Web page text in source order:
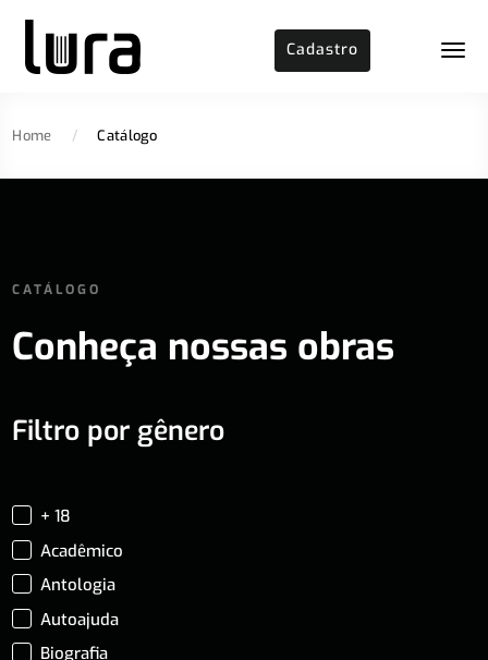
Cadastro
Home / Catálogo
CATÁLOGO
Conheça nossas obras
Filtro por gênero
+ 18
Acadêmico
Antologia
Autoajuda
Biografia